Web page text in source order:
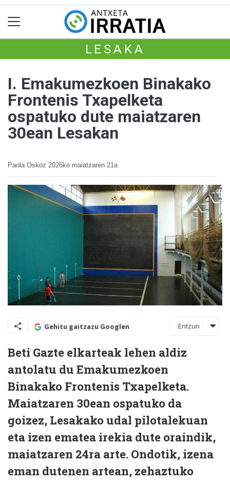
LESAKA
I. Emakumezkoen Binakako
Frontenis Txapelketa
ospatuko dute maiatzaren
30ean Lesakan
Paola Oskoz 2026ko maiatzaren 21a
Gehitu gaitzazu Googlen Entzun
Beti Gazte elkarteak lehen aldiz
antolatu du Emakumezkoen
Binakako Frontenis Txapelketa.
Maiatzaren 30ean ospatuko da
goizez, Lesakako udal pilotalekuan
eta izen ematea irekia dute oraindik,
maiatzaren 24ra arte. Ondotik, izena
eman dutenen artean, zehaztuko